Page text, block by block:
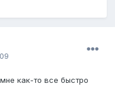
как-то все быстро